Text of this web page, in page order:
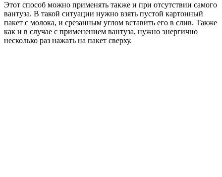
Этот способ можно применять также и при отсутствии самого
вантуза. В такой ситуации нужно взять пустой картонный
пакет с молока, и срезанным углом вставить его в слив. Также
как и в случае с применением вантуза, нужно энергично
несколько раз нажать на пакет сверху.